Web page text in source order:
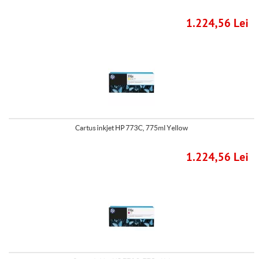
1.224,56 Lei
Cartus inkjet HP 773C, 775ml Yellow
1.224,56 Lei